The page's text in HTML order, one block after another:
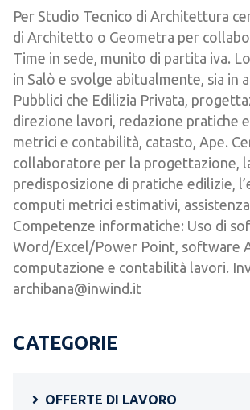
Per Studio Tecnico di Architettura
di Architetto o Geometra per
Time in sede, munito di partita iva.
in Salò e svolge abitualmente, sia in
Pubblici che Edilizia Privata,
direzione lavori, redazione pratiche
metrici e contabilità, catasto, Ape.
collaboratore per la progettazione,
predisposizione di pratiche edilizie,
computi metrici estimativi,
Competenze informatiche: Uso di
Word/Excel/Power Point, software
computazione e contabilità lavori.
archibana@inwind.it
CATEGORIE
OFFERTE DI LAVORO